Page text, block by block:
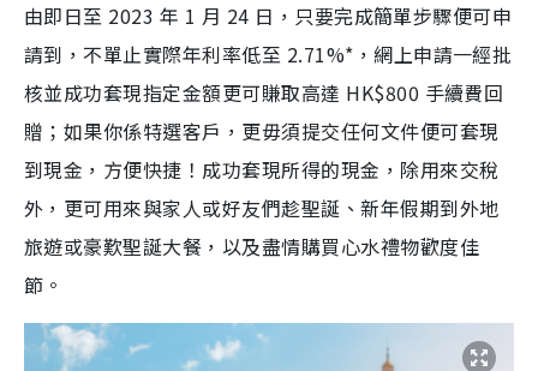
由即日至 2023 年 1 月 24 日，只要完成簡單步驟便可申
請到，不單止實際年利率低至 2.71%*，網上申請一經批
核並成功套現指定金額更可賺取高達 HK$800 手續費回
贈；如果你係特選客戶，更毋須提交任何文件便可套現
到現金，方便快捷！成功套現所得的現金，除用來交稅
外，更可用來與家人或好友們趁聖誕、新年假期到外地
旅遊或豪歎聖誕大餐，以及盡情購買心水禮物歡度佳
節。